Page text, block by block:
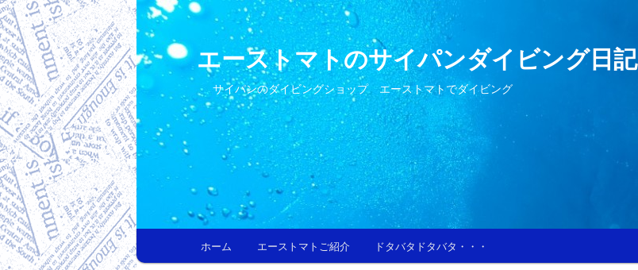
エーストマトのサイパンダイビング日記
サイパンのダイビングショップ エーストマトでダイビング
メインコンテンツへ移動
サブコンテンツへ移動
ホーム エーストマトご紹介 ドタバタドタバタ・・・